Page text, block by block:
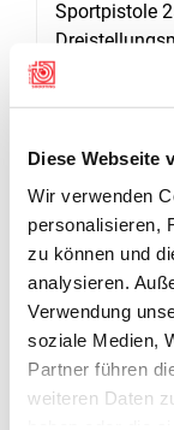
Diese Webseite
Wir verwenden
personalisieren,
zu können und
analysieren.
Verwendung
soziale Medien,
Partner führen
weiteren Daten
Sportpistole
Vorjahr.